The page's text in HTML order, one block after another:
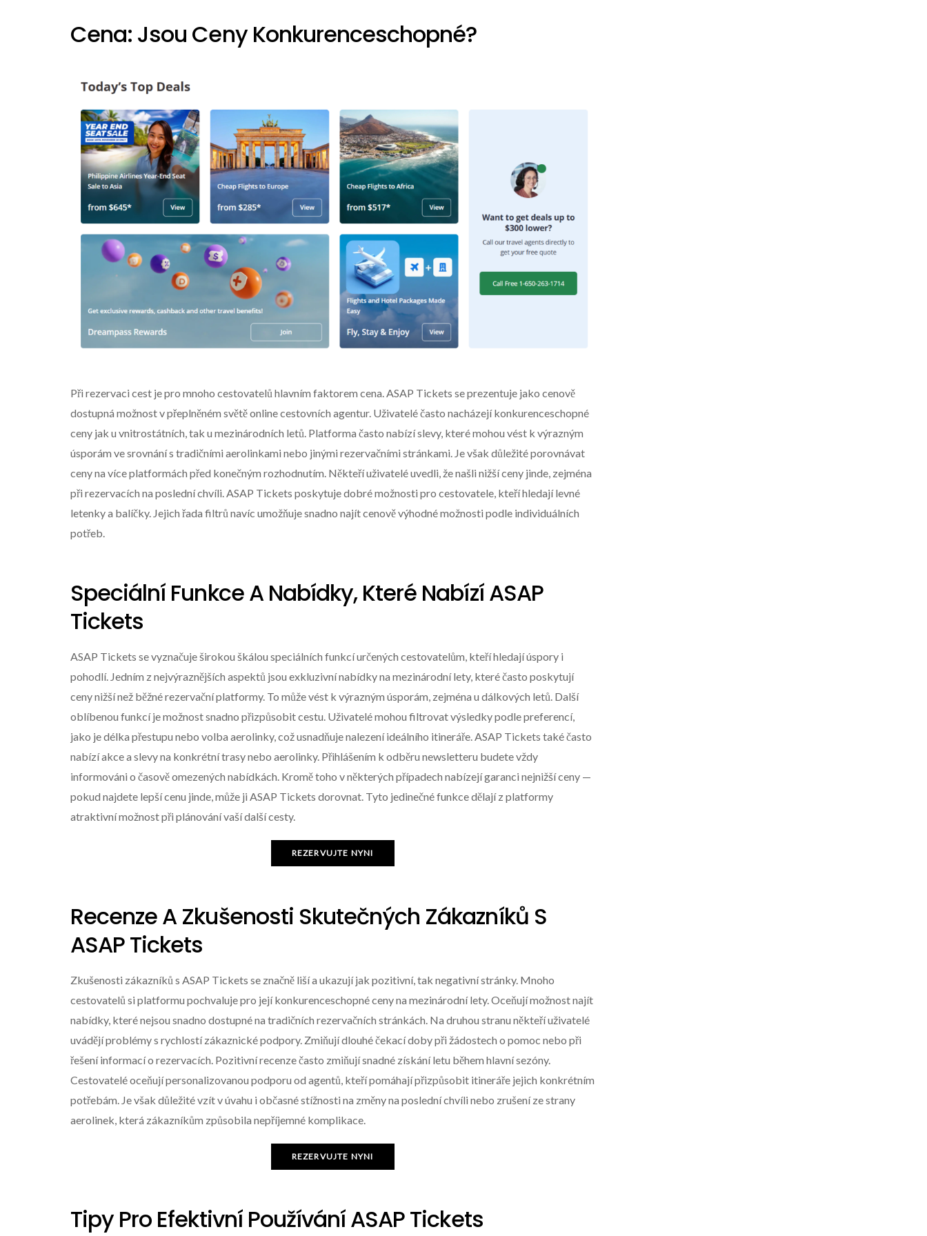
Cena: Jsou Ceny Konkurenceschopné?
Při rezervaci cest je pro mnoho cestovatelů hlavním faktorem cena. ASAP Tickets se prezentuje jako cenově
dostupná možnost v přeplněném světě online cestovních agentur. Uživatelé často nacházejí konkurenceschopné
ceny jak u vnitrostátních, tak u mezinárodních letů. Platforma často nabízí slevy, které mohou vést k výrazným
úsporám ve srovnání s tradičními aerolinkami nebo jinými rezervačními stránkami. Je však důležité porovnávat
ceny na více platformách před konečným rozhodnutím. Někteří uživatelé uvedli, že našli nižší ceny jinde, zejména
při rezervacích na poslední chvíli. ASAP Tickets poskytuje dobré možnosti pro cestovatele, kteří hledají levné
letenky a balíčky. Jejich řada filtrů navíc umožňuje snadno najít cenově výhodné možnosti podle individuálních
potřeb.
Speciální Funkce A Nabídky, Které Nabízí ASAP
Tickets
ASAP Tickets se vyznačuje širokou škálou speciálních funkcí určených cestovatelům, kteří hledají úspory i
pohodlí. Jedním z nejvýraznějších aspektů jsou exkluzivní nabídky na mezinárodní lety, které často poskytují
ceny nižší než běžné rezervační platformy. To může vést k výrazným úsporám, zejména u dálkových letů. Další
oblíbenou funkcí je možnost snadno přizpůsobit cestu. Uživatelé mohou filtrovat výsledky podle preferencí,
jako je délka přestupu nebo volba aerolinky, což usnadňuje nalezení ideálního itineráře. ASAP Tickets také často
nabízí akce a slevy na konkrétní trasy nebo aerolinky. Přihlášením k odběru newsletteru budete vždy
informováni o časově omezených nabídkách. Kromě toho v některých případech nabízejí garanci nejnižší ceny —
pokud najdete lepší cenu jinde, může ji ASAP Tickets dorovnat. Tyto jedinečné funkce dělají z platformy
atraktivní možnost při plánování vaší další cesty.
REZERVUJTE NYNI
Recenze A Zkušenosti Skutečných Zákazníků S
ASAP Tickets
Zkušenosti zákazníků s ASAP Tickets se značně liší a ukazují jak pozitivní, tak negativní stránky. Mnoho
cestovatelů si platformu pochvaluje pro její konkurenceschopné ceny na mezinárodní lety. Oceňují možnost najít
nabídky, které nejsou snadno dostupné na tradičních rezervačních stránkách. Na druhou stranu někteří uživatelé
uvádějí problémy s rychlostí zákaznické podpory. Zmiňují dlouhé čekací doby při žádostech o pomoc nebo při
řešení informací o rezervacích. Pozitivní recenze často zmiňují snadné získání letu během hlavní sezóny.
Cestovatelé oceňují personalizovanou podporu od agentů, kteří pomáhají přizpůsobit itineráře jejich konkrétním
potřebám. Je však důležité vzít v úvahu i občasné stížnosti na změny na poslední chvíli nebo zrušení ze strany
aerolinek, která zákazníkům způsobila nepříjemné komplikace.
REZERVUJTE NYNI
Tipy Pro Efektivní Používání ASAP Tickets